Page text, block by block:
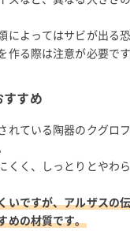
によってはサビが出る
作る際は注意が必要です
すすめ
れている陶器のクグロ
くく、しっとりとやわ
いですが、アルザスの
めの材質です。